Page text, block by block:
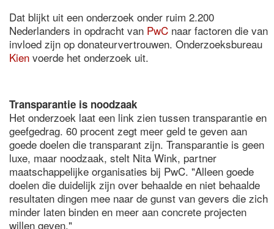
Dat blijkt uit een onderzoek onder ruim 2.200
Nederlanders in opdracht van PwC naar factoren die van
invloed zijn op donateurvertrouwen. Onderzoeksbureau
Kien voerde het onderzoek uit.
Transparantie is noodzaak
Het onderzoek laat een link zien tussen transparantie en
geefgedrag. 60 procent zegt meer geld te geven aan
goede doelen die transparant zijn. Transparantie is geen
luxe, maar noodzaak, stelt Nita Wink, partner
maatschappelijke organisaties bij PwC. "Alleen goede
doelen die duidelijk zijn over behaalde en niet behaalde
resultaten dingen mee naar de gunst van gevers die zich
minder laten binden en meer aan concrete projecten
willen geven."